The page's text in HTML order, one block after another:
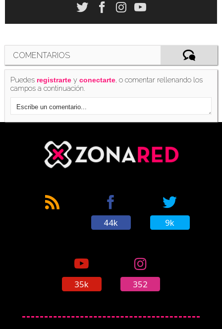
'Warcraft Arclight Rumble' es el free to play
para móviles de Blizzard
(03/05/2022)
Wordle: las soluciones y pistas para los retos
del 5 de mayo (05/05/2022)
COMENTARIOS
Puedes registrarte yconectarte, o comentar rellenando los
campos a continuación.
44k 9k
35k 352